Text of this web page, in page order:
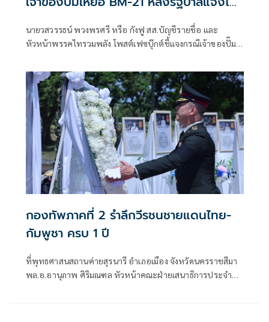
นายวสวรรธน์ พวงพรศรี หรือ กังฟู สส.บัญชีรายชื่อ และ
หัวหน้าพรรคไทรวมพลัง โพสต์เฟซบุ๊กต์ชี้แจงกรณีเจ้าของปั๊ม
เสียหายจากจรวด BM-21 ของกัมพูชา ออกมาร้องเรียนว่ายังไม่
ได้รับเงินเยียวจากภาครัฐ ก่อนที่นางสาวรัชดา ธนาดิเรก โฆษก
ประจำสำนักนายกรัฐมนตรี ยืนยันว่า
กองทัพภาคที่ 2 รำลึกวีรชนชายแดนไทย-
กัมพูชา ครบ 1 ปี
ที่พุทธศาสนสถานค่ายสุรนารี อำเภอเมือง จังหวัดนครราชสีมา
พล.อ.อานุภาพ ศิริมณฑล หัวหน้าคณะฝ่ายเสนาธิการประจำผู้